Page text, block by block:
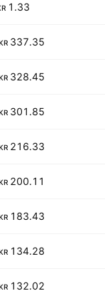
1.33 B
337.35 M
328.45 M
301.85 M
216.33 M
200.11 M
183.43 M
134.28 M
132.02 M